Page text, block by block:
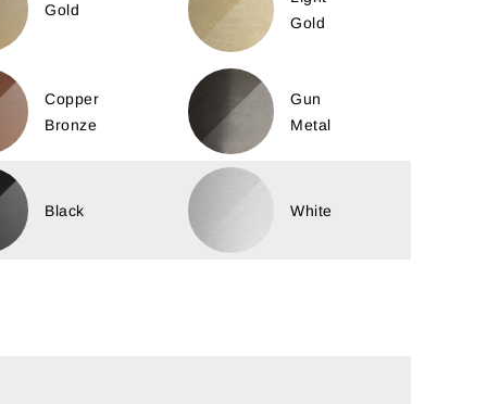
Gold
Gold
Copper
Bronze
Gun
Metal
Black White